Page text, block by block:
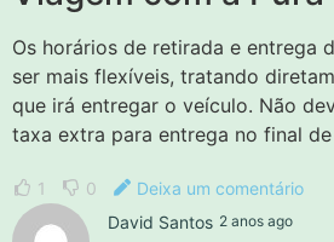
Os horários de retirada e entrega
ser mais flexíveis, tratando
que irá entregar o veículo. Não
taxa extra para entrega no final de
1 0
Deixa um comentário
David Santos 2 anos ago